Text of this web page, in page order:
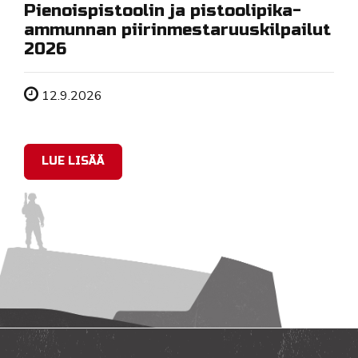
Pienoispistoolin ja pistoolipika-
ammunnan piirinmestaruuskilpailut
2026
Tapahtuman ajankohta
12.9.2026
LUE LISÄÄ